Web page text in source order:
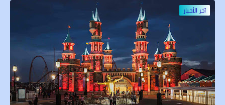
آخر الأخبار